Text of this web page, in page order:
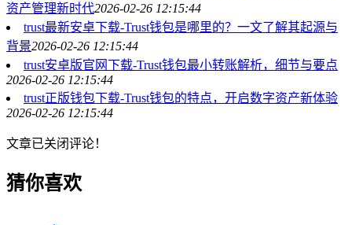
资产管理新时代2026-02-26 12:15:44
trust最新安卓下载-Trust钱包是哪里的？一文了解其起源与
背景2026-02-26 12:15:44
trust安卓版官网下载-Trust钱包最小转账解析，细节与要点
2026-02-26 12:15:44
trust正版钱包下载-Trust钱包的特点，开启数字资产新体验
2026-02-26 12:15:44
文章已关闭评论！
猜你喜欢